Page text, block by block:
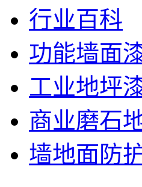
行业百科
功能墙面
工业地坪
商业磨石
墙地面防